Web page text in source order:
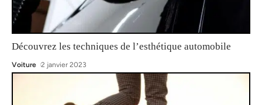
Découvrez les techniques de l’esthétique automobile
Voiture 2 janvier 2023